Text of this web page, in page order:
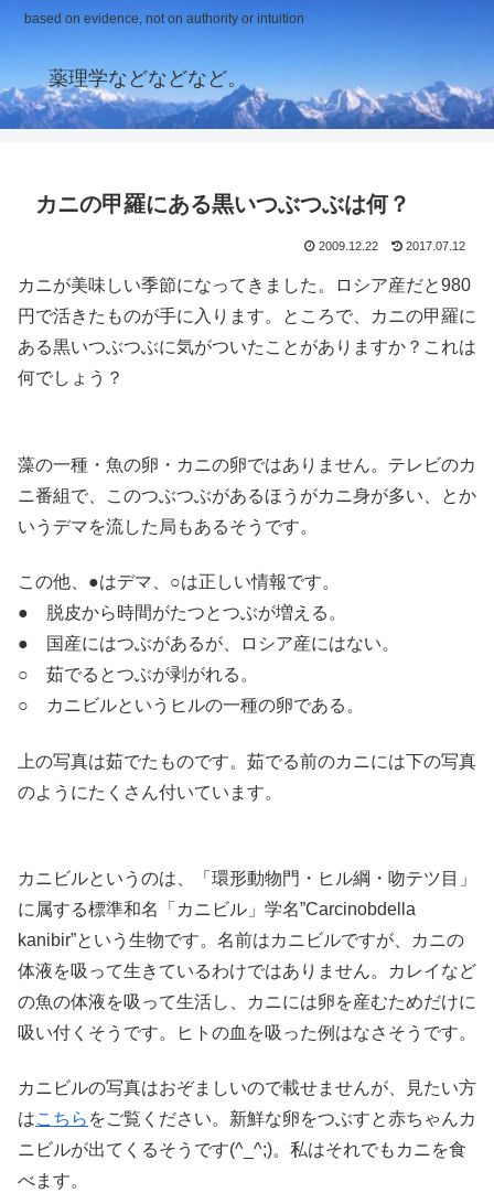
based on evidence, not on authority or intuition
薬理学などなどなど。
カニの甲羅にある黒いつぶつぶは何？
2009.12.22 2017.07.12
カニが美味しい季節になってきました。ロシア産だと980
円で活きたものが手に入ります。ところで、カニの甲羅に
ある黒いつぶつぶに気がついたことがありますか？これは
何でしょう？
藻の一種・魚の卵・カニの卵ではありません。テレビのカ
ニ番組で、このつぶつぶがあるほうがカニ身が多い、とか
いうデマを流した局もあるそうです。
この他、●はデマ、○は正しい情報です。
● 脱皮から時間がたつとつぶが増える。
● 国産にはつぶがあるが、ロシア産にはない。
○ 茹でるとつぶが剥がれる。
○ カニビルというヒルの一種の卵である。
上の写真は茹でたものです。茹でる前のカニには下の写真
のようにたくさん付いています。
カニビルというのは、「環形動物門・ヒル綱・吻テツ目」
に属する標準和名「カニビル」学名”Carcinobdella
kanibir”という生物です。名前はカニビルですが、カニの
体液を吸って生きているわけではありません。カレイなど
の魚の体液を吸って生活し、カニには卵を産むためだけに
吸い付くそうです。ヒトの血を吸った例はなさそうです。
カニビルの写真はおぞましいので載せませんが、見たい方
はこちら をご覧ください。新鮮な卵をつぶすと赤ちゃんカ
ニビルが出てくるそうです(^_^;)。私はそれでもカニを食
べます。